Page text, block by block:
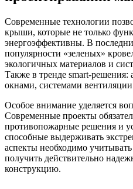
Современные технологии
крыши, которые не только
энергоэффективны. В
популярности «зеленых»
экологичных материалов и
Также в тренде smart-решения:
окнами, системами
Особое внимание уделяется
Современные проекты
противопожарные решения и
способные выдерживать
аспекты необходимо
получить действительно
конструкцию.